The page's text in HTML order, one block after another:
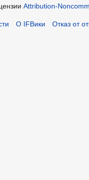
Attribution-
О IFВики Отказ от